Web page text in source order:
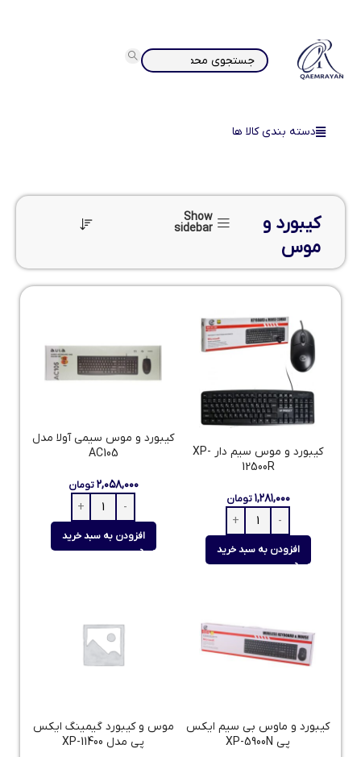
دسته بندی کالا ها
کیبورد و
موس
Show
sidebar
کیبورد و موس سیم دار XP-
12500R
۱,۲۸۱,۰۰۰ تومان
افزودن به سبد خرید
کیبورد و موس سیمی آولا مدل
AC105
۲,۰۵۸,۰۰۰ تومان
افزودن به سبد خرید
کیبورد و ماوس بی سیم ایکس
پی XP-5900N
موس و کیبورد گیمینگ ایکس
پی مدل XP-11400